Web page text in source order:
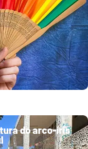
do arco-íris